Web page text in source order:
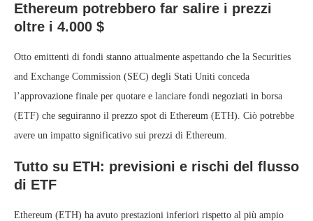
Ethereum potrebbero far salire i prezzi
oltre i 4.000 $
Otto emittenti di fondi stanno attualmente aspettando che la Securities
and Exchange Commission (SEC) degli Stati Uniti conceda
l’approvazione finale per quotare e lanciare fondi negoziati in borsa
(ETF) che seguiranno il prezzo spot di Ethereum (ETH). Ciò potrebbe
avere un impatto significativo sui prezzi di Ethereum.
Tutto su ETH: previsioni e rischi del flusso
di ETF
Ethereum (ETH) ha avuto prestazioni inferiori rispetto al più ampio